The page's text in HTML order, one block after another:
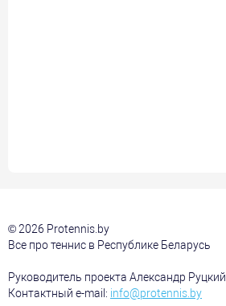
© 2026 Protennis.by
Все про теннис в Республике Беларусь
Руководитель проекта Александр Руцкий
Контактный e-mail: info@protennis.by